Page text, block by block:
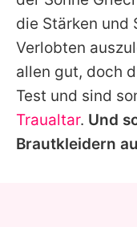
die Stärken und
Verlobten
allen gut, doch
Test und sind
Traualtar. Und
Brautkleidern